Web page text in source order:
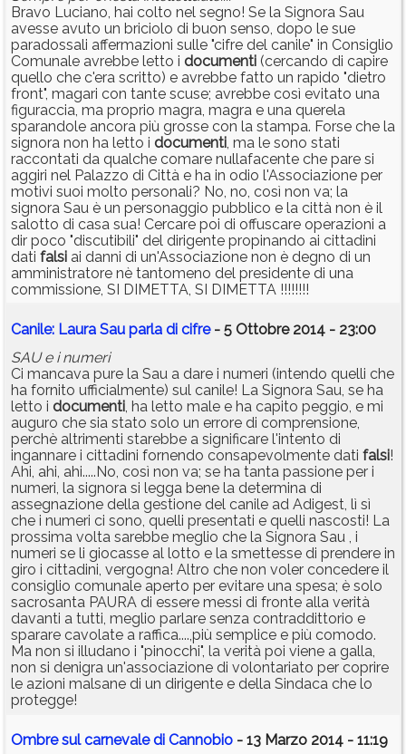
Bravo Luciano, hai colto nel segno! Se la Signora Sau
avesse avuto un briciolo di buon senso, dopo le sue
paradossali affermazioni sulle "cifre del canile" in Consiglio
Comunale avrebbe letto i documenti (cercando di capire
quello che c'era scritto) e avrebbe fatto un rapido "dietro
front", magari con tante scuse; avrebbe così evitato una
figuraccia, ma proprio magra, magra e una querela
sparandole ancora più grosse con la stampa. Forse che la
signora non ha letto i documenti, ma le sono stati
raccontati da qualche comare nullafacente che pare si
aggiri nel Palazzo di Città e ha in odio l'Associazione per
motivi suoi molto personali? No, no, così non va; la
signora Sau è un personaggio pubblico e la città non è il
salotto di casa sua! Cercare poi di offuscare operazioni a
dir poco "discutibili" del dirigente propinando ai cittadini
dati falsi ai danni di un'Associazione non è degno di un
amministratore nè tantomeno del presidente di una
commissione, SI DIMETTA, SI DIMETTA !!!!!!!!
Canile: Laura Sau parla di cifre- 5 Ottobre 2014 - 23:00
SAU e i numeri
Ci mancava pure la Sau a dare i numeri (intendo quelli che
ha fornito ufficialmente) sul canile! La Signora Sau, se ha
letto i documenti, ha letto male e ha capito peggio, e mi
auguro che sia stato solo un errore di comprensione,
perchè altrimenti starebbe a significare l'intento di
ingannare i cittadini fornendo consapevolmente dati falsi!
Ahi, ahi, ahi.....No, così non va; se ha tanta passione per i
numeri, la signora si legga bene la determina di
assegnazione della gestione del canile ad Adigest, lì sì
che i numeri ci sono, quelli presentati e quelli nascosti! La
prossima volta sarebbe meglio che la Signora Sau , i
numeri se li giocasse al lotto e la smettesse di prendere in
giro i cittadini, vergogna! Altro che non voler concedere il
consiglio comunale aperto per evitare una spesa; è solo
sacrosanta PAURA di essere messi di fronte alla verità
davanti a tutti, meglio parlare senza contraddittorio e
sparare cavolate a raffica....,più semplice e più comodo.
Ma non si illudano i "pinocchi", la verità poi viene a galla,
non si denigra un'associazione di volontariato per coprire
le azioni malsane di un dirigente e della Sindaca che lo
protegge!
Ombre sul carnevale di Cannobio - 13 Marzo 2014 - 11:19